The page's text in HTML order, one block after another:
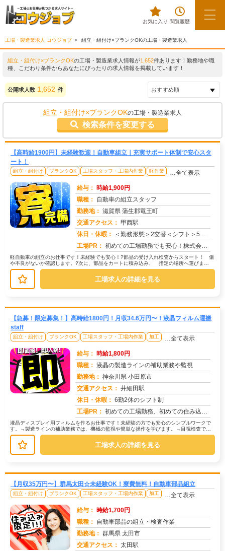
お気に入り 閲覧履歴
工場・製造業求人 コウジョブ 組立・組付け×ブランクOKの工場・製造業求人
組立・組付け×ブランクOKの工場・製造業求人情報が1,652件あります！勤務地や職
種、こだわり条件からあなたにぴったりの求人情報を掲載しています！
公開求人数 1,652 件
組立・組付け×ブランクOKの工場・製造業求人
検索条件を変更する
【高時給1900円】未経験歓迎！自動車組立｜充実サポート体制で安心スタ
ート！
組立・組付け ブランクOK 工場スタッフ・工場内作業 軽作業 …全て表示
給与： 時給1,900円
職種： 自動車の組立スタッフ
勤務地： 滋賀県 蒲生郡竜王町
交通アクセス： 甲西駅
休日・休暇：
＜勤務形態＞2交替＜シフト＞5勤2休＜休日＞工場カレンダーによる/長期休暇/GW /夏季/ 年末年始
工場PR： 初めての工場勤務でも安心！株式会社京栄センターで新しい一歩を踏み出しませんか？→未経験者多数活躍中！先輩たちも最初...
軽自動車の組立のお仕事です！未経験でも安心！?部品の受け入れ検査からスタート！ 傷
や不良がないか確認します。?次に、部品をカートに積み込み、 指定の場所へ運びま
す。?最後は倉庫から必要な部品を探...
工場求人の詳細を見る
【急募！限定募集！】高時給1800円！月収34.6万円〜！液晶フィルム運搬
staff
組立・組付け ブランクOK 工場スタッフ・工場内作業 加工 …全て表示
給与： 時給1,800円
職種： 液晶の製造ラインの補助業務や監視
勤務地： 神奈川県 小田原市
交通アクセス： 井細田駅
休日・休暇： 6勤2休のシフト制
工場PR： 初めての工場勤務、初めての住み込み…不安は尽きないですよね。でも大丈夫！株式会社京栄センターなら、あなたをしっかり...
液晶ディスプレイ用フィルムを作るお仕事です！未経験の方でも安心のシンプルワークで
す。→製造ラインの補助業務では、機械の監視や簡単な操作を学びます。→目視検査で
は、製品に傷や汚れがないか確認します...
工場求人の詳細を見る
【月収35万円〜】群馬太田☆未経験OK！寮費無料！自動車部品組立
組立・組付け ブランクOK 工場スタッフ・工場内作業 加工 …全て表示
給与： 時給1,700円
職種： 自動車部品の組立・検査作業
勤務地： 群馬県 太田市
交通アクセス： 太田駅